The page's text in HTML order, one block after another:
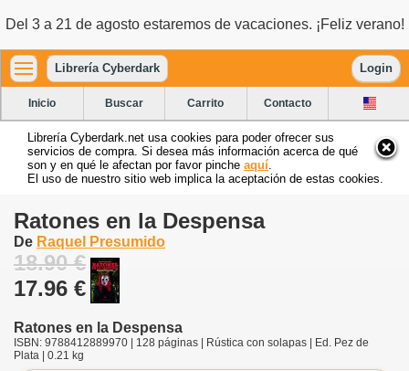
Del 3 a 21 de agosto estaremos de vacaciones. ¡Feliz verano!
Librería Cyberdark Login
Inicio Buscar Carrito Contacto
Librería Cyberdark.net usa cookies para poder ofrecer sus
servicios de compra. Si desea más información acerca de qué
son y en qué le afectan por favor pinche aquí
El uso de nuestro sitio web implica la aceptación de estas cookies.
Ratones en la Despensa
De Raquel Presumido
18.90 €
17.96 €
Ratones en la Despensa
ISBN: 9788412889970 | 128 páginas | Rústica con solapas | Ed. Pez de
Plata | 0.21 kg